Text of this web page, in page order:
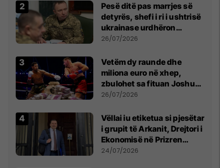
Pesë ditë pas marrjes së
detyrës, shefi i ri i ushtrisë
ukrainase urdhëron
kontroll të madh
26/07/2026
Vetëm dy raunde dhe
miliona euro në xhep,
zbulohet sa fituan Joshua
e Prenga
26/07/2026
Vëllai iu etiketua si pjesëtar
i grupit të Arkanit, Drejtori i
Ekonomisë në Prizren
mohon pretendimet
24/07/2026